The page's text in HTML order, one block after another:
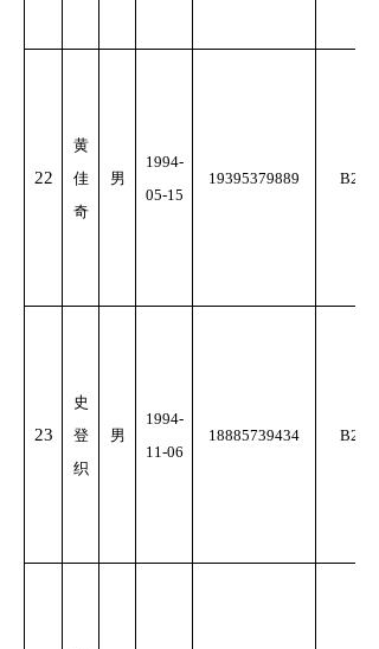
22
黄
佳
奇
男
1994-
05-15
19395379889 B2
23
史
登
织
男
1994-
11-06
18885739434 B2